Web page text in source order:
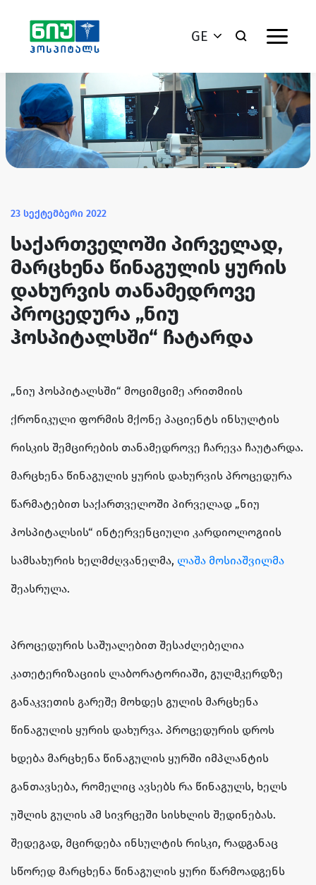
GE
23 სექტემბერი 2022
საქართველოში პირველად,
მარცხენა წინაგულის ყურის
დახურვის თანამედროვე
პროცედურა „ნიუ
ჰოსპიტალსში“ ჩატარდა
„ნიუ ჰოსპიტალსში“ მოციმციმე არითმიის
ქრონიკული ფორმის მქონე პაციენტს ინსულტის
რისკის შემცირების თანამედროვე ჩარევა ჩაუტარდა.
მარცხენა წინაგულის ყურის დახურვის პროცედურა
წარმატებით საქართველოში პირველად „ნიუ
ჰოსპიტალსის“ ინტერვენციული კარდიოლოგიის
სამსახურის ხელმძღვანელმა, ლაშა მოსიაშვილმა
შეასრულა.
პროცედურის საშუალებით შესაძლებელია
კათეტერიზაციის ლაბორატორიაში, გულმკერდზე
განაკვეთის გარეშე მოხდეს გულის მარცხენა
წინაგულის ყურის დახურვა. პროცედურის დროს
ხდება მარცხენა წინაგულის ყურში იმპლანტის
განთავსება, რომელიც ავსებს რა წინაგულს, ხელს
უშლის გულის ამ სივრცეში სისხლის შედინებას.
შედეგად, მცირდება ინსულტის რისკი, რადგანაც
სწორედ მარცხენა წინაგულის ყური წარმოადგენს